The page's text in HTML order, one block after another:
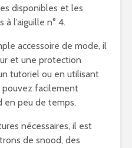
disponibles et les
l’aiguille n° 4.
accessoire de mode, il
et une protection
tutoriel ou en utilisant
facilement
en peu de temps.
nécessaires, il est
de snood, des